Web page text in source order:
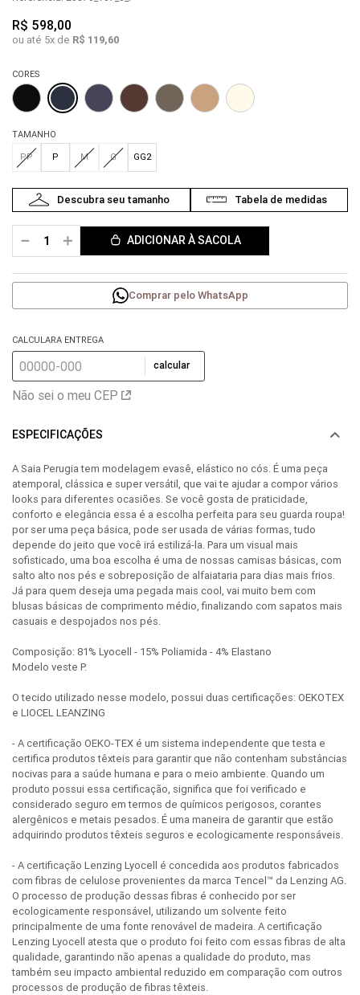
R$ 598,00
ou até 5x de R$ 119,60
CORES
TAMANHO
PP P M G GG2
＋
－ ADICIONAR À SACOLA
Comprar pelo WhatsApp
CALCULARA ENTREGA
calcular
Não sei o meu CEP
ESPECIFICAÇÕES
A Saia Perugia tem modelagem evasê, elástico no cós. É uma peça
atemporal, clássica e super versátil, que vai te ajudar a compor vários
looks para diferentes ocasiões. Se você gosta de praticidade,
conforto e elegância essa é a escolha perfeita para seu guarda roupa!
por ser uma peça básica, pode ser usada de várias formas, tudo
depende do jeito que você irá estilizá-la. Para um visual mais
sofisticado, uma boa escolha é uma de nossas camisas básicas, com
salto alto nos pés e sobreposição de alfaiataria para dias mais frios.
Já para quem deseja uma pegada mais cool, vai muito bem com
blusas básicas de comprimento médio, finalizando com sapatos mais
casuais e despojados nos pés.
Composição: 81% Lyocell - 15% Poliamida - 4% Elastano
Modelo veste P.
O tecido utilizado nesse modelo, possui duas certificações: OEKOTEX
e LIOCEL LEANZING
- A certificação OEKO-TEX é um sistema independente que testa e
certifica produtos têxteis para garantir que não contenham substâncias
nocivas para a saúde humana e para o meio ambiente. Quando um
produto possui essa certificação, significa que foi verificado e
considerado seguro em termos de químicos perigosos, corantes
alergênicos e metais pesados. É uma maneira de garantir que estão
adquirindo produtos têxteis seguros e ecologicamente responsáveis.
- A certificação Lenzing Lyocell é concedida aos produtos fabricados
com fibras de celulose provenientes da marca Tencel™ da Lenzing AG.
O processo de produção dessas fibras é conhecido por ser
ecologicamente responsável, utilizando um solvente feito
principalmente de uma fonte renovável de madeira. A certificação
Lenzing Lyocell atesta que o produto foi feito com essas fibras de alta
qualidade, garantindo não apenas a qualidade do produto, mas
também seu impacto ambiental reduzido em comparação com outros
processos de produção de fibras têxteis.